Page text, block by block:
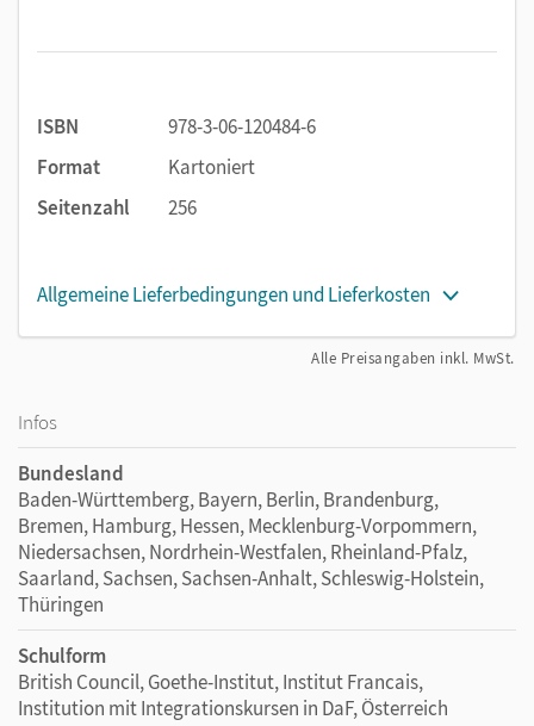
ISBN
978-3-06-120484-6
Format
Kartoniert
Seitenzahl
256
Allgemeine Lieferbedingungen und Lieferkosten
Alle Preisangaben inkl. MwSt.
Infos
Bundesland
Baden-Württemberg, Bayern, Berlin, Brandenburg,
Bremen, Hamburg, Hessen, Mecklenburg-Vorpommern,
Niedersachsen, Nordrhein-Westfalen, Rheinland-Pfalz,
Saarland, Sachsen, Sachsen-Anhalt, Schleswig-Holstein,
Thüringen
Schulform
British Council, Goethe-Institut, Institut Francais,
Institution mit Integrationskursen in DaF, Österreich